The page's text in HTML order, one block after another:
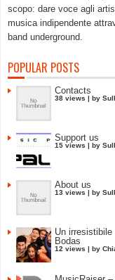
scopo: dare voce agli
musica indipendente
band underground.
POPULAR POSTS
Contacts
38 views by
Support us
15 views by
About us
13 views by
Un
Bodas
12 views by